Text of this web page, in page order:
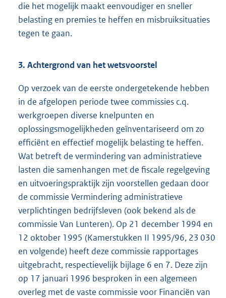
die het mogelijk maakt eenvoudiger en sneller
belasting en premies te heffen en misbruiksituaties
tegen te gaan.
3. Achtergrond van het wetsvoorstel
Op verzoek van de eerste ondergetekende hebben
in de afgelopen periode twee commissies c.q.
werkgroepen diverse knelpunten en
oplossingsmogelijkheden geïnventariseerd om zo
efficiënt en effectief mogelijk belasting te heffen.
Wat betreft de vermindering van administratieve
lasten die samenhangen met de fiscale regelgeving
en uitvoeringspraktijk zijn voorstellen gedaan door
de commissie Vermindering administratieve
verplichtingen bedrijfsleven (ook bekend als de
commissie Van Lunteren). Op 21 december 1994 en
12 oktober 1995 (Kamerstukken II 1995/96, 23 030
en volgende) heeft deze commissie rapportages
uitgebracht, respectievelijk bijlage 6 en 7. Deze zijn
op 17 januari 1996 besproken in een algemeen
overleg met de vaste commissie voor Financiën van